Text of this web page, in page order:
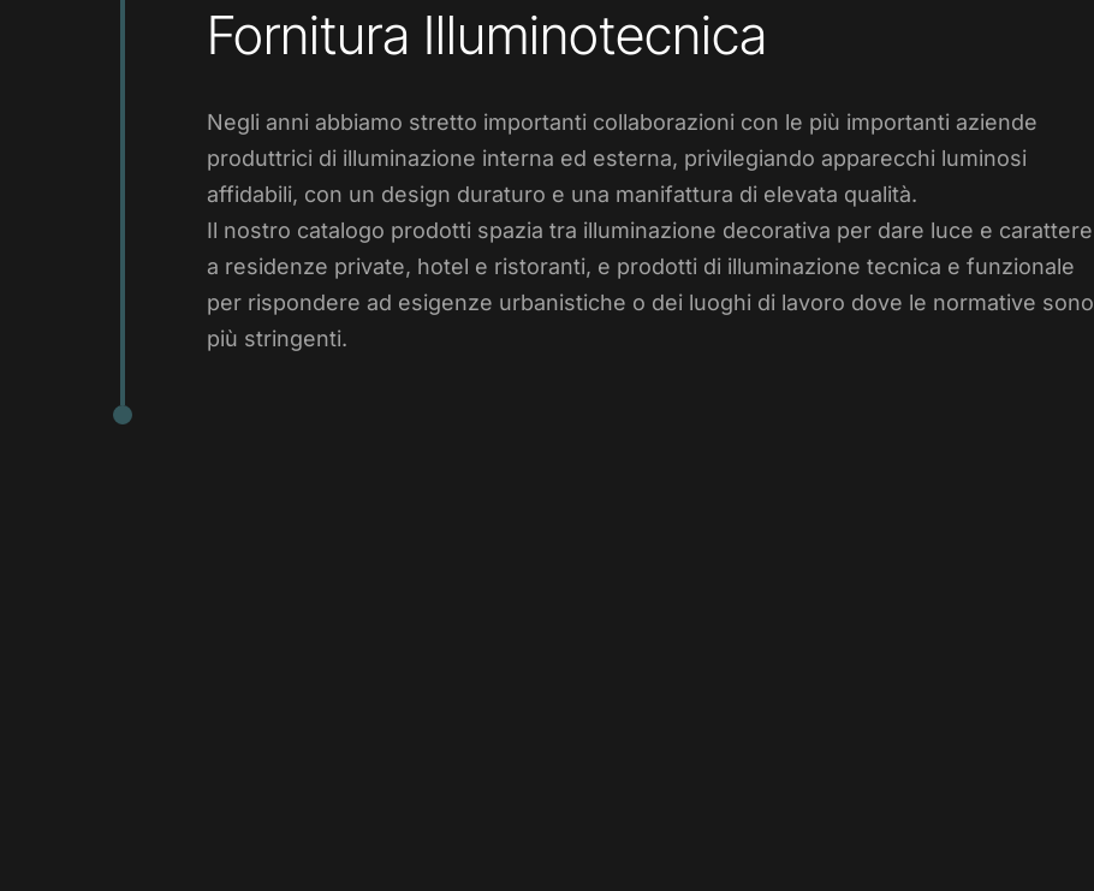
Fornitura Illuminotecnica
Negli anni abbiamo stretto importanti collaborazioni con le più importanti aziende
produttrici di illuminazione interna ed esterna, privilegiando apparecchi luminosi
affidabili, con un design duraturo e una manifattura di elevata qualità.
Il nostro catalogo prodotti spazia tra illuminazione decorativa per dare luce e carattere
a residenze private, hotel e ristoranti, e prodotti di illuminazione tecnica e funzionale
per rispondere ad esigenze urbanistiche o dei luoghi di lavoro dove le normative sono
più stringenti.